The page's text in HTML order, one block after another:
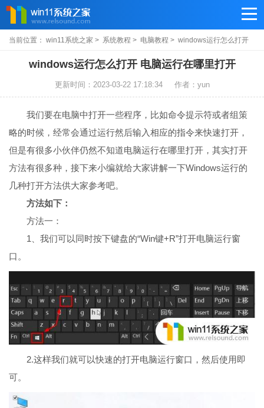
当前位置： win11系统之家 > 系统教程 > 电脑教程 > windows运行怎么打开
windows运行怎么打开 电脑运行在哪里打开
更新时间：2023-03-22 17:18:34 作者：yun
我们要在电脑中打开一些程序，比如命令提示符或者组策
略的时候，经常会通过运行然后输入相应的指令来快速打开，
但是有很多小伙伴仍然不知道电脑运行在哪里打开，其实打开
方法有很多种，接下来小编就给大家讲解一下Windows运行的
几种打开方法供大家参考吧。
方法如下：
方法一：
1、我们可以同时按下键盘的“Win键+R”打开电脑运行窗
口。
2.这样我们就可以快速的打开电脑运行窗口，然后使用即
可。